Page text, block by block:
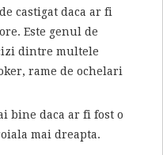
castigat daca ar fi
Este genul de
dintre multele
rame de ochelari
bine daca ar fi fost o
mai dreapta.